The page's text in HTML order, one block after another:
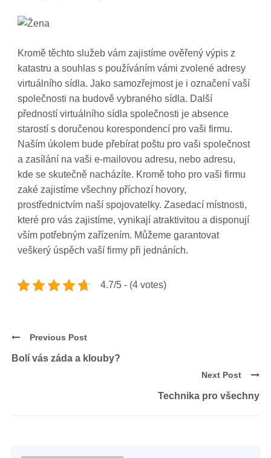
Kromě těchto služeb vám zajistíme ověřený výpis z
katastru a souhlas s používáním vámi zvolené adresy
virtuálního sídla. Jako samozřejmost je i označení vaší
společnosti na budově vybraného sídla. Další
předností virtuálního sídla společnosti je absence
starostí s doručenou korespondencí pro vaši firmu.
Naším úkolem bude přebírat poštu pro vaši společnost
a zasílání na vaši e-mailovou adresu, nebo adresu,
kde se skutečně nacházíte. Kromě toho pro vaši firmu
zaké zajistíme všechny příchozí hovory,
prostřednictvím naší spojovatelky. Zasedací místnosti,
které pro vás zajistíme, vynikají atraktivitou a disponují
vším potřebným zařízením. Můžeme garantovat
veškerý úspěch vaší firmy při jednáních.
4.7/5 - (4 votes)
Previous Post
Bolí vás záda a klouby?
Next Post
Technika pro všechny